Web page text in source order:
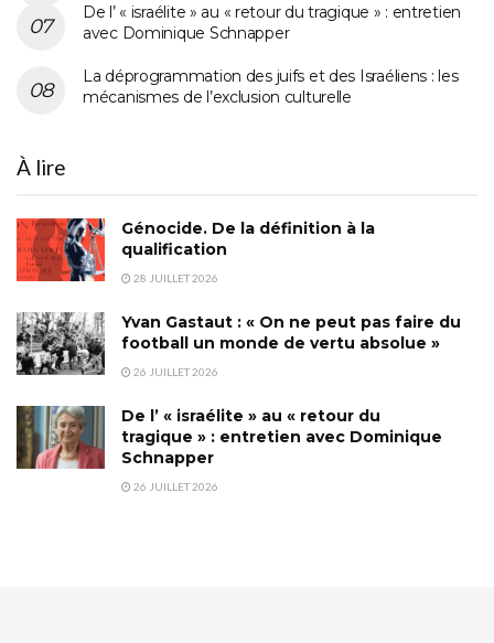
De l’ « israélite » au « retour du tragique » : entretien
avec Dominique Schnapper
La déprogrammation des juifs et des Israéliens : les
mécanismes de l’exclusion culturelle
À lire
Génocide. De la définition à la
qualification
28 JUILLET 2026
Yvan Gastaut : « On ne peut pas faire du
football un monde de vertu absolue »
26 JUILLET 2026
De l’ « israélite » au « retour du
tragique » : entretien avec Dominique
Schnapper
26 JUILLET 2026